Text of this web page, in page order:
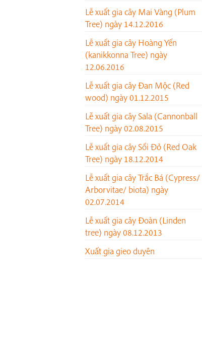
Lễ xuất gia cây Mai Vàng (Plum
Tree) ngày 14.12.2016
Lễ xuất gia cây Hoàng Yến
(kanikkonna Tree) ngày
12.06.2016
Lễ xuất gia cây Đan Mộc (Red
wood) ngày 01.12.2015
Lễ xuất gia cây Sala (Cannonball
Tree) ngày 02.08.2015
Lễ xuất gia cây Sồi Đỏ (Red Oak
Tree) ngày 18.12.2014
Lễ xuất gia cây Trắc Bá (Cypress/
Arborvitae/ biota) ngày
02.07.2014
Lễ xuất gia cây Đoàn (Linden
tree) ngày 08.12.2013
Xuất gia gieo duyên